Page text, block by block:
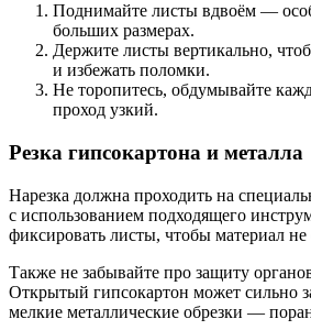
Поднимайте листы вдвоём —
больших размерах.
Держите листы вертикально,
и избежать поломки.
Не торопитесь, обдумывайте
проход узкий.
Резка гипсокартона и металла
Нарезка должна проходить на
с использованием подходящего
фиксировать листы, чтобы материал не
Также не забывайте про защиту
Открытый гипсокартон может сильно
мелкие металлические обрезки —